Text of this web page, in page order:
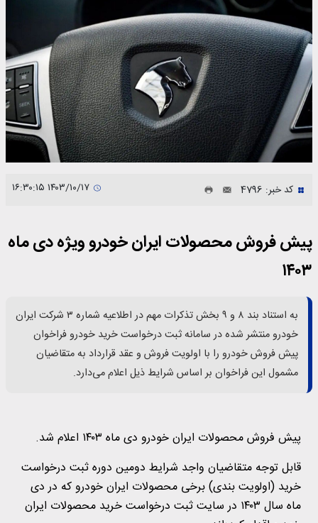
کد خبر: 4796
پیش فروش محصولات ایران خودرو ویژه دی ماه
۱۴۰۳
به استناد بند ۸ و ۹ بخش تذکرات مهم در اطلاعیه شماره ۳ شرکت ایران
خودرو منتشر شده در سامانه ثبت درخواست خرید خودرو فراخوان
پیش فروش خودرو را با اولویت فروش و عقد قرارداد به متقاضیان
مشمول این فراخوان بر اساس شرایط ذیل اعلام می‌دارد.
پیش فروش محصولات ایران خودرو دی ماه ۱۴۰۳ اعلام شد.
قابل توجه متقاضیان واجد شرایط دومین دوره ثبت درخواست
خرید (اولویت بندی) برخی محصولات ایران خودرو که در دی
ماه سال ۱۴۰۳ در سایت ثبت درخواست خرید محصولات ایران